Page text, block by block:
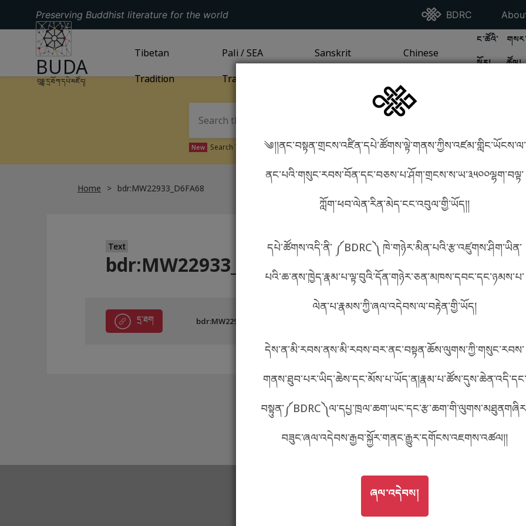
བོད་ཡིག
English
ភាសាខ្មែរ
Preserving Buddhist literature for the world Go To BDRC
BDRC Go
GO TO HOMEPAGE
BUDA
བུདྡྷ་དྲ་ཐོག་དཔེ་མཛོད།
GO TOTIBETAN TRADITIONPAGE
Tibetan
Tradition
GO TOPALI / SEA TRADITIONPAGE
Pali / SEA
Tradition
GO TOSANSKRIT TRADITION
Sanskrit
GO TOCHINESE TRADITION
Chinese
GO TO
ང་ཚོའི་
སྐོར།
GO
ཚོལ།
༄།།ནང་བསྟན་གྲངས་འཛིན་དཔེ་ཚོགས་ལྟེ་གནས་ཀྱིས་འཛམ་གླིང་ཡོངས་ལ་
ནང་པའི་གསུང་རབས་བོན་དང་བཅས་པ་ཤོག་གྲངས་ས་ཡ་༣༥༠༠ལྷག་བལྟ་
ཀློག་ཕབ་ལེན་རིན་མེད་ངང་འབུལ་གྱི་ཡོད།།
དཔེ་ཚོགས་འདི་ནི་ ༼BDRC༽ ཁེ་གཉེར་མིན་པའི་རྩ་འཛུགས་ཤིག་ཡིན་
པའི་ཆ་ནས་ཁྱེད་རྣམ་པ་ལྟ་བུའི་དོན་གཉེར་ཅན་མཁས་དབང་དང་ཉམས་པ་
ལེན་པ་རྣམས་ཀྱི་ཞལ་འདེབས་ལ་བརྟེན་གྱི་ཡོད།
དེས་ན་མི་རབས་ནས་མི་རབས་བར་ནང་བསྟན་ཆོས་ལུགས་ཀྱི་གསུང་རབས་
གནས་ཐུབ་པར་ཡིད་ཆེས་དང་མོས་པ་ཡོད་ན།རྣམ་པ་ཚོས་དུས་ཆེན་འདི་དང་
བཟུང་ཞལ་འདེབས་རྒྱབ་སྐྱོར་གནང་རྒྱུར་དགོངས་འཇགས་འཚལ།།
GO TOཞལ་འདེབས།
ཞལ་འདེབས།
New Search Tibetan in phonetics! How to find things?
Home bdr:MW22933_D6FA68
Text
bdr:MW22933_D6FA68
དྲ་ཐག bdr:MW22933_D6FA68 metadata ཕབ་ལེན། འདིའི་ཡོང་ཁུངས།